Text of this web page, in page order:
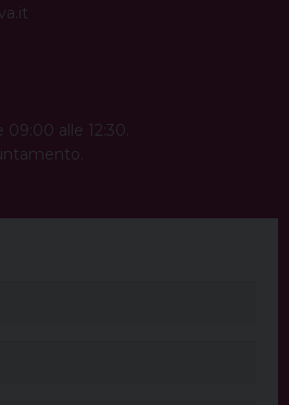
alle 12:30.